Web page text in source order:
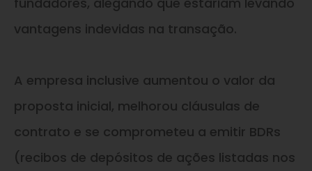
vantagens indevidas na transação.
A empresa inclusive aumentou o valor da
proposta inicial, melhorou cláusulas de
contrato e se comprometeu a emitir BDRs
(recibos de depósitos de ações listadas nos